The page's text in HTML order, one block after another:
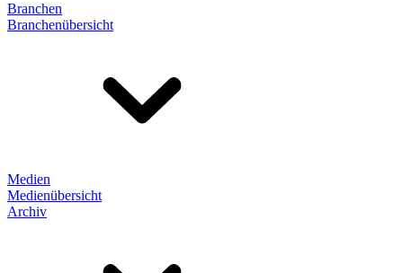
Branchen
Branchenübersicht
Medien
Medienübersicht
Archiv